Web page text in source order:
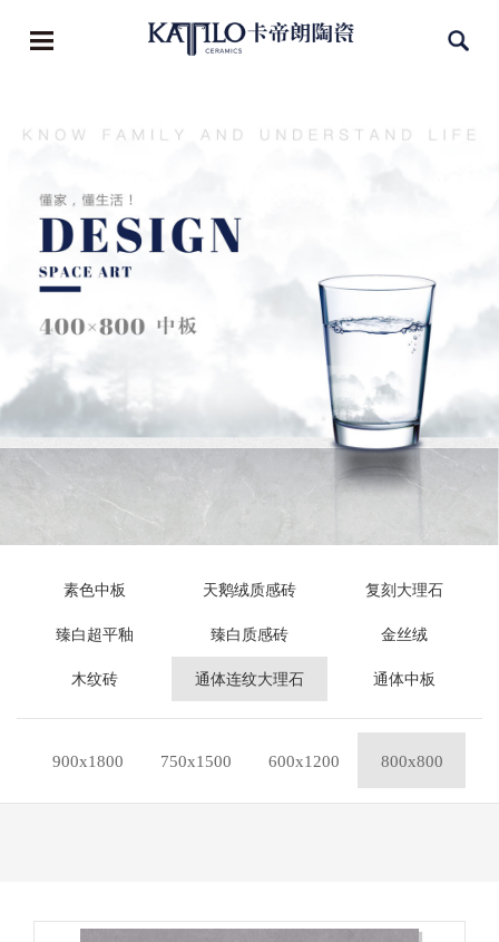
素色中板 天鹅绒质感砖 复刻大理石
臻白超平釉 臻白质感砖 金丝绒
木纹砖 通体连纹大理石 通体中板
900x1800 750x1500 600x1200 800x800